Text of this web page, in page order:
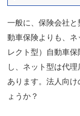
一般に、保険会社
動車保険よりも、ネ
レクト型）自動車
し、ネット型は代
あります。法人向
ょうか？